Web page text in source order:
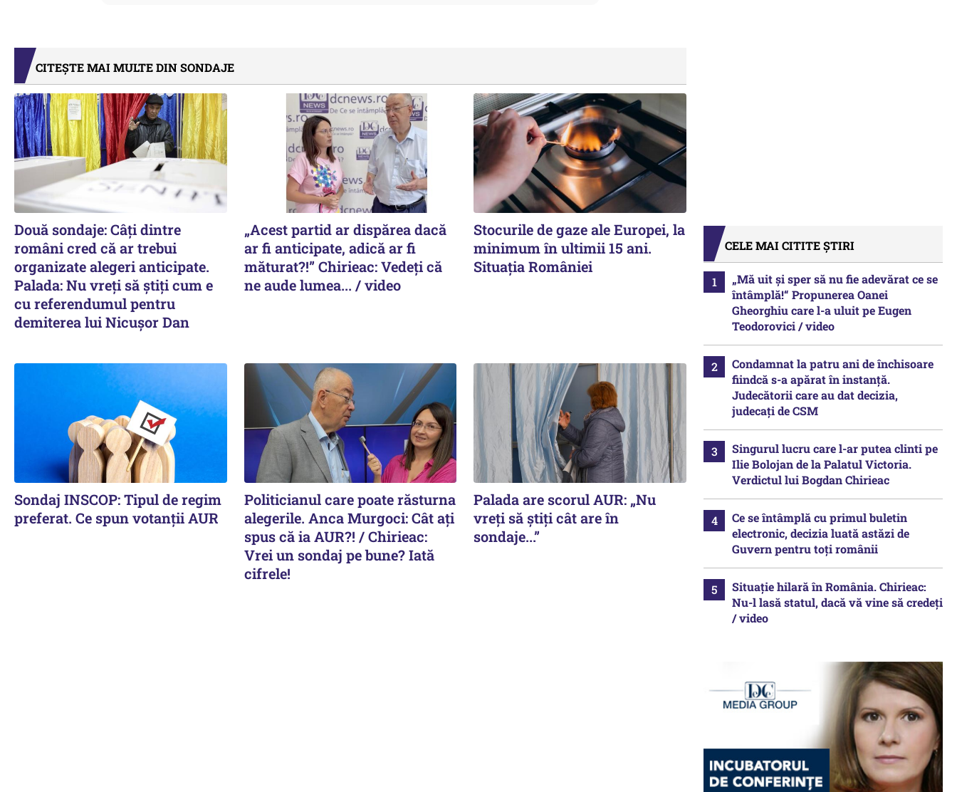
CITEȘTE MAI MULTE DIN SONDAJE
Două sondaje: Câți dintre
români cred că ar trebui
organizate alegeri anticipate.
Palada: Nu vreți să știți cum e
cu referendumul pentru
demiterea lui Nicușor Dan
„Acest partid ar dispărea dacă
ar fi anticipate, adică ar fi
măturat?!” Chirieac: Vedeți că
ne aude lumea... / video
Stocurile de gaze ale Europei, la
minimum în ultimii 15 ani.
Situația României
Sondaj INSCOP: Tipul de regim
preferat. Ce spun votanții AUR
Politicianul care poate răsturna
alegerile. Anca Murgoci: Cât ați
spus că ia AUR?! / Chirieac:
Vrei un sondaj pe bune? Iată
cifrele!
Palada are scorul AUR: „Nu
vreți să știți cât are în
sondaje...”
CELE MAI CITITE ȘTIRI
„Mă uit și sper să nu fie adevărat ce se
întâmplă!“ Propunerea Oanei
Gheorghiu care l-a uluit pe Eugen
Teodorovici / video
Condamnat la patru ani de închisoare
fiindcă s-a apărat în instanță.
Judecătorii care au dat decizia,
judecați de CSM
Singurul lucru care l-ar putea clinti pe
Ilie Bolojan de la Palatul Victoria.
Verdictul lui Bogdan Chirieac
Ce se întâmplă cu primul buletin
electronic, decizia luată astăzi de
Guvern pentru toți românii
Situație hilară în România. Chirieac:
Nu-l lasă statul, dacă vă vine să credeți
/ video